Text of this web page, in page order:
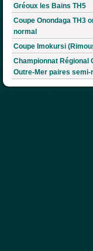
Gréoux les Bains TH5
Coupe Onondaga TH3
normal
Coupe Imokursi
Championnat Régional
Outre-Mer paires semi-